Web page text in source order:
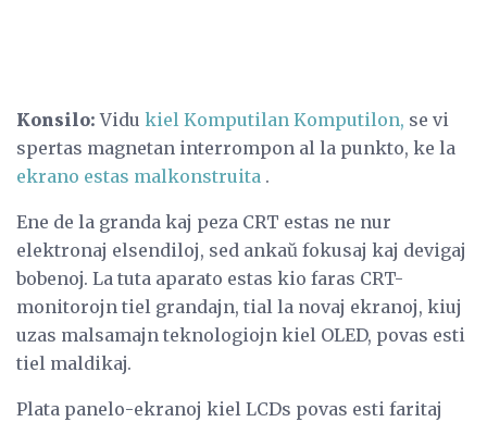
Konsilo: Vidu kiel Komputilan Komputilon, se vi
spertas magnetan interrompon al la punkto, ke la
ekrano estas malkonstruita .
Ene de la granda kaj peza CRT estas ne nur
elektronaj elsendiloj, sed ankaŭ fokusaj kaj devigaj
bobenoj. La tuta aparato estas kio faras CRT-
monitorojn tiel grandajn, tial la novaj ekranoj, kiuj
uzas malsamajn teknologiojn kiel OLED, povas esti
tiel maldikaj.
Plata panelo-ekranoj kiel LCDs povas esti faritaj